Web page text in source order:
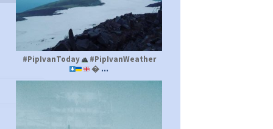
#PipIvanToday
#PipIvanWeather
 ...